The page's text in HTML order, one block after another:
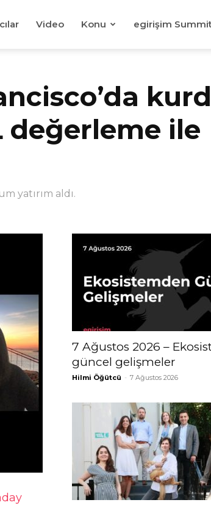
Video Konu egirişim
değerleme ile
yatırım aldı.
7 Ağustos 2026 –
güncel gelişmeler
Hilmi Öğütcü - 7 Ağustos 2026